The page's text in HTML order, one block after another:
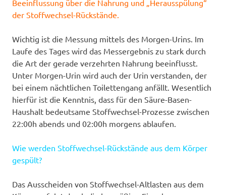
Beeinflussung über die Nahrung und „Herausspülung“
der Stoffwechsel-Rückstände.
Wichtig ist die Messung mittels des Morgen-Urins. Im
Laufe des Tages wird das Messergebnis zu stark durch
die Art der gerade verzehrten Nahrung beeinflusst.
Unter Morgen-Urin wird auch der Urin verstanden, der
bei einem nächtlichen Toilettengang anfällt. Wesentlich
hierfür ist die Kenntnis, dass für den Säure-Basen-
Haushalt bedeutsame Stoffwechsel-Prozesse zwischen
22:00h abends und 02:00h morgens ablaufen.
Wie werden Stoffwechsel-Rückstände aus dem Körper
gespült?
Das Ausscheiden von Stoffwechsel-Altlasten aus dem